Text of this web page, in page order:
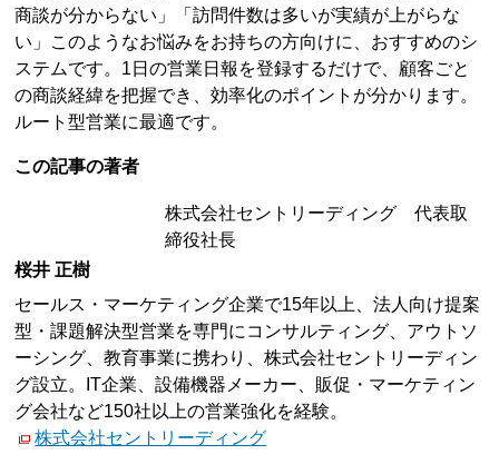
商談が分からない」「訪問件数は多いが実績が上がらな
い」このようなお悩みをお持ちの方向けに、おすすめのシ
ステムです。1日の営業日報を登録するだけで、顧客ごと
の商談経緯を把握でき、効率化のポイントが分かります。
ルート型営業に最適です。
この記事の著者
株式会社セントリーディング 代表取
締役社長
桜井 正樹
セールス・マーケティング企業で15年以上、法人向け提案
型・課題解決型営業を専門にコンサルティング、アウトソ
ーシング、教育事業に携わり、株式会社セントリーディン
グ設立。IT企業、設備機器メーカー、販促・マーケティン
グ会社など150社以上の営業強化を経験。
株式会社セントリーディング